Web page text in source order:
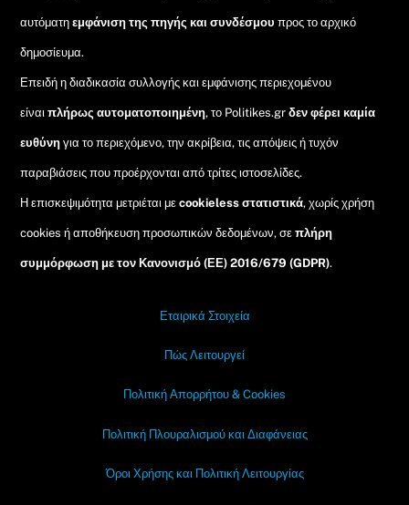
αυτόματηεμφάνιση της πηγής και συνδέσμου προς το αρχικό
δημοσίευμα.
Επειδή η διαδικασία συλλογής και εμφάνισης περιεχομένου
είναιπλήρως αυτοματοποιημένη, το Politikes.grδεν φέρει καμία
ευθύνη για το περιεχόμενο, την ακρίβεια, τις απόψεις ή τυχόν
παραβιάσεις που προέρχονται από τρίτες ιστοσελίδες.
Η επισκεψιμότητα μετριέται μεcookieless στατιστικά, χωρίς χρήση
cookies ή αποθήκευση προσωπικών δεδομένων, σεπλήρη
συμμόρφωση με τον Κανονισμό (ΕΕ) 2016/679 (GDPR).
Εταιρικά Στοιχεία
Πώς Λειτουργεί
Πολιτική Απορρήτου & Cookies
Πολιτική Πλουραλισμού και Διαφάνειας
Όροι Χρήσης και Πολιτική Λειτουργίας